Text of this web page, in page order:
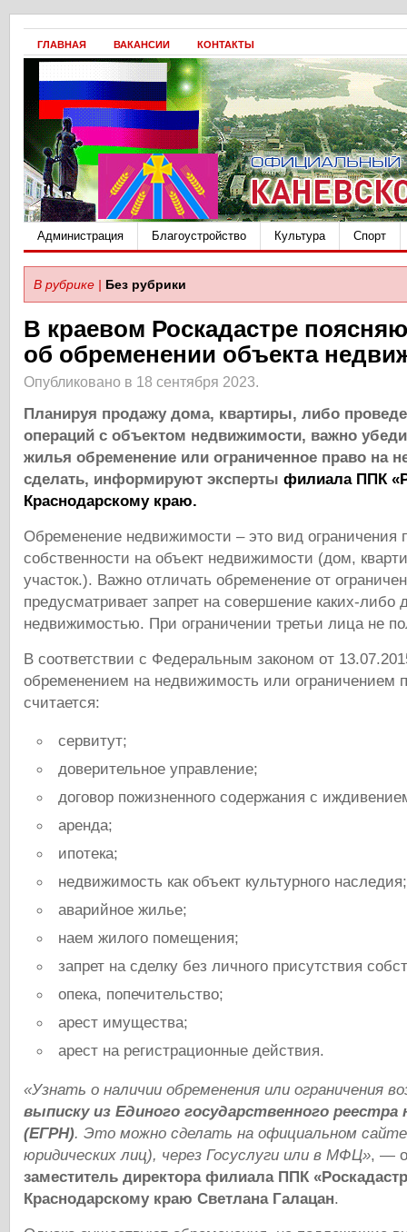
ГЛАВНАЯ ВАКАНСИИ КОНТАКТЫ
Администрация Благоустройство Культура Спорт
В рубрике | Без рубрики
В краевом Роскадастре
об обременении объекта
Опубликовано в 18 сентября 2023.
Планируя продажу дома, квартиры, либо
операций с объектом недвижимости, важно
жилья обременение или ограниченное право на
сделать, информируют эксперты филиала ППК
Краснодарскому краю.
Обременение недвижимости – это вид ограничения
собственности на объект недвижимости (дом,
участок.). Важно отличать обременение от
предусматривает запрет на совершение каких-либо
недвижимостью. При ограничении третьи лица не
В соответствии с Федеральным законом от
обременением на недвижимость или ограничением
считается:
сервитут;
доверительное управление;
договор пожизненного содержания с
аренда;
ипотека;
недвижимость как объект культурного наследия;
аварийное жилье;
наем жилого помещения;
запрет на сделку без личного присутствия
опека, попечительство;
арест имущества;
арест на регистрационные действия.
«Узнать о наличии обременения или ограничения
выписку из Единого государственного
(ЕГРН). Это можно сделать на официальном
юридических лиц), через Госуслуги или в МФЦ», —
заместитель директора филиала ППК
Краснодарскому краю Светлана Галацан.